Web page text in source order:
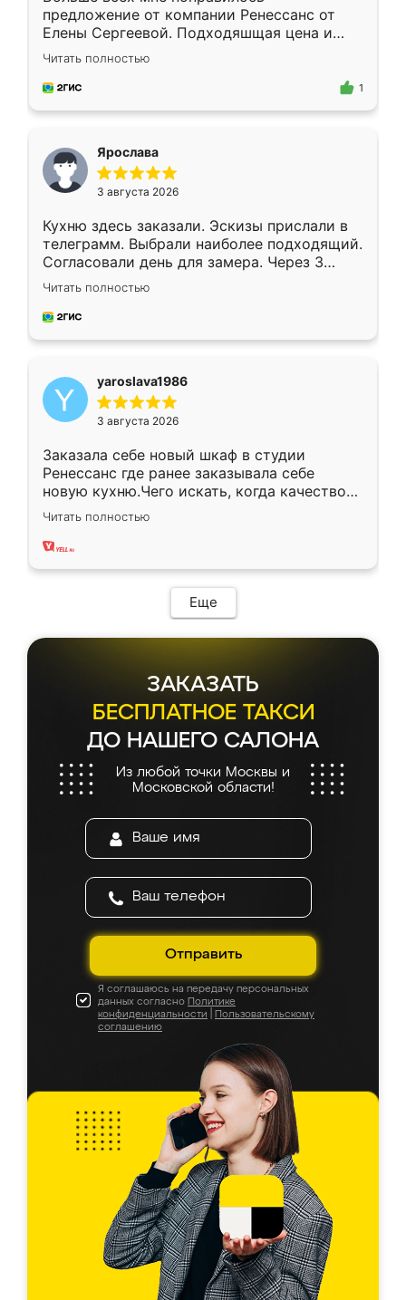
предложение от компании Ренессанс от
Елены Сергеевой. Подходяшщая цена и
короткие сроки изготовления. Приехавший
для замера сотрудник Владислав
предложил по моему эскизу самый
Читать полностью
1
Ярослава
3 августа 2026
Кухню здесь заказали. Эскизы прислали в
телеграмм. Выбрали наиболее подходящий.
Согласовали день для замера. Через 3
недели кухня была уже готова. Остались
довольны работой. Спасибо Ренессанс
мебель за качественную работу!
Читать полностью
yaroslava1986
3 августа 2026
Заказала себе новый шкаф в студии
Ренессанс где ранее заказывала себе
новую кухню.Чего искать, когда качеством
вполне довольна. Служит кухня уже почти
два года, нареканий нет.
Читать полностью
Еще
ЗАКАЗАТЬ
БЕСПЛАТНОЕ ТАКСИ
ДО НАШЕГО САЛОНА
Из любой точки Москвы и
Московской области!
Отправить
Я соглашаюсь на передачу персональных
данных согласно Политике
конфиденциальности
Пользовательскому
соглашению